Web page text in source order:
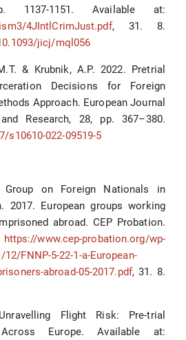
1137-1151. Available at:
4JIntlCrimJust.pdf, 31. 8.
jicj/mql056
& Krubnik, A.P. 2022. Pretrial
Decisions for Foreign
Approach. European Journal
Research, 28, pp. 367–380.
s10610-022-09519-5
Group on Foreign Nationals in
2017. European groups working
abroad. CEP Probation.
https://www.cep-probation.org/wp-
FNNP-5-22-1-a-European-
abroad-05-2017.pdf, 31. 8.
Flight Risk: Pre-trial
Europe. Available at: